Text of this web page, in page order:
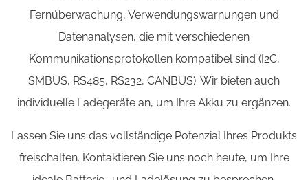
Fernüberwachung, Verwendungswarnungen und
Datenanalysen, die mit verschiedenen
Kommunikationsprotokollen kompatibel sind (I2C,
SMBUS, RS485, RS232, CANBUS). Wir bieten auch
individuelle Ladegeräte an, um Ihre Akku zu ergänzen.
Lassen Sie uns das vollständige Potenzial Ihres Produkts
freischalten. Kontaktieren Sie uns noch heute, um Ihre